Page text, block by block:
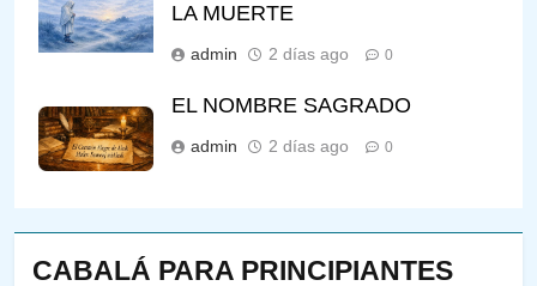
CABALÁ PARA PRINCIPIANTES
144
¿QUIÉN ES SABIO? EL QUE
LA MUERTE
admin 2 días ago 0
EL NOMBRE SAGRADO
admin 2 días ago 0